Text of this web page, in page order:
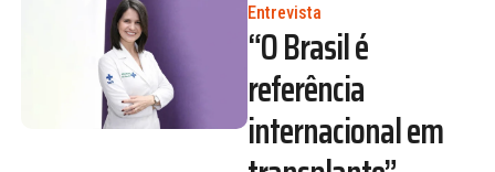
Entrevista
“O Brasil é
referência
internacional em